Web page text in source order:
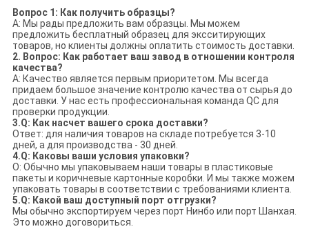
Вопрос 1: Как получить образцы?
A: Мы рады предложить вам образцы. Мы можем
предложить бесплатный образец для эксситирующих
товаров, но клиенты должны оплатить стоимость доставки.
2. Вопрос: Как работает ваш завод в отношении контроля
качества?
A: Качество является первым приоритетом. Мы всегда
придаем большое значение контролю качества от сырья до
доставки. У нас есть профессиональная команда QC для
проверки продукции.
3.Q: Как насчет вашего срока доставки?
Ответ: для наличия товаров на складе потребуется 3-10
дней, а для производства - 30 дней.
4.Q: Каковы ваши условия упаковки?
О: Обычно мы упаковываем наши товары в пластиковые
пакеты и коричневые картонные коробки. И мы также можем
упаковать товары в соответствии с требованиями клиента.
5.Q: Какой ваш доступный порт отгрузки?
Мы обычно экспортируем через порт Нинбо или порт Шанхая.
Это можно договориться.